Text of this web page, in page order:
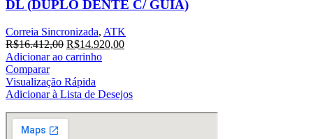
DL (DUPLO DENTE C/ GUIA)
Correia Sincronizada, ATK
R$16.412,00 O
preço
era:
R$16.412,00.
R$14.920,00O
R$14.920,00.
Adicionar ao carrinho
Comparar
Visualização Rápida
Adicionar à Lista de Desejos